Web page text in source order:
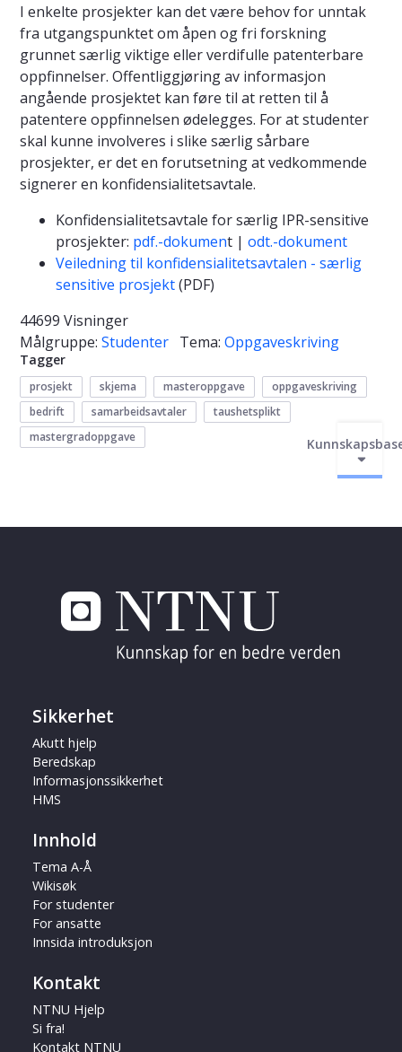
I enkelte prosjekter kan det være behov for unntak
fra utgangspunktet om åpen og fri forskning
grunnet særlig viktige eller verdifulle patenterbare
oppfinnelser. Offentliggjøring av informasjon
angående prosjektet kan føre til at retten til å
patentere oppfinnelsen ødelegges. For at studenter
skal kunne involveres i slike særlig sårbare
prosjekter, er det en forutsetning at vedkommende
signerer en konfidensialitetsavtale.
Konfidensialitetsavtale for særlig IPR-sensitive
prosjekter: pdf.-dokument | odt.-dokument
Veiledning til konfidensialitetsavtalen - særlig
sensitive prosjekt(PDF)
44699 Visninger
Målgruppe: Studenter Tema: Oppgaveskriving
Tagger
prosjekt skjema masteroppgave
oppgaveskriving
bedrift
samarbeidsavtaler
taushetsplikt
mastergradoppgave
Sikkerhet
Akutt hjelp
Beredskap
Informasjonssikkerhet
HMS
Innhold
Tema A-Å
Wikisøk
For studenter
For ansatte
Innsida introduksjon
Kontakt
NTNU Hjelp
Si fra!
Kontakt NTNU